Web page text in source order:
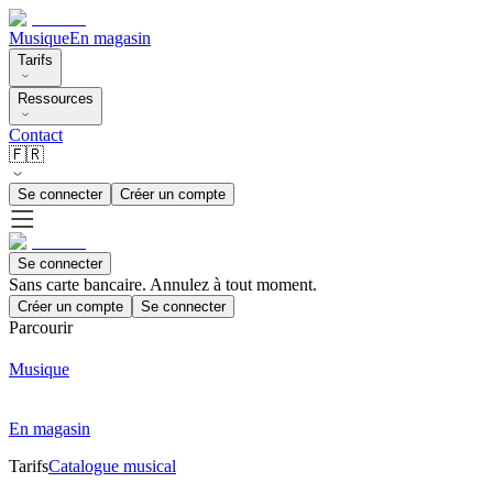
MusiqueEn magasin
Tarifs
Ressources
Contact
🇫🇷
Se connecter Créer un compte
Se connecter
Sans carte bancaire. Annulez à tout moment.
Créer un compte Se connecter
Parcourir
Musique
En magasin
TarifsCatalogue musical